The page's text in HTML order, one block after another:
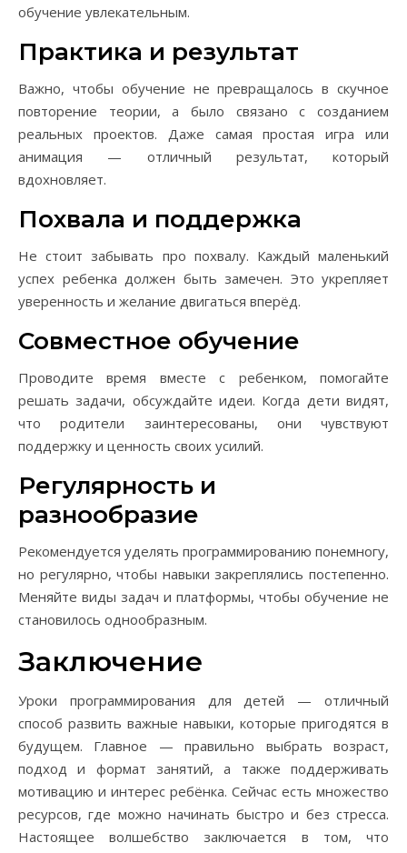
обучение увлекательным.
Практика и результат
Важно, чтобы обучение не превращалось в скучное
повторение теории, а было связано с созданием
реальных проектов. Даже самая простая игра или
анимация — отличный результат, который
вдохновляет.
Похвала и поддержка
Не стоит забывать про похвалу. Каждый маленький
успех ребенка должен быть замечен. Это укрепляет
уверенность и желание двигаться вперёд.
Совместное обучение
Проводите время вместе с ребенком, помогайте
решать задачи, обсуждайте идеи. Когда дети видят,
что родители заинтересованы, они чувствуют
поддержку и ценность своих усилий.
Регулярность и
разнообразие
Рекомендуется уделять программированию понемногу,
но регулярно, чтобы навыки закреплялись постепенно.
Меняйте виды задач и платформы, чтобы обучение не
становилось однообразным.
Заключение
Уроки программирования для детей — отличный
способ развить важные навыки, которые пригодятся в
будущем. Главное — правильно выбрать возраст,
подход и формат занятий, а также поддерживать
мотивацию и интерес ребёнка. Сейчас есть множество
ресурсов, где можно начинать быстро и без стресса.
Настоящее волшебство заключается в том, что